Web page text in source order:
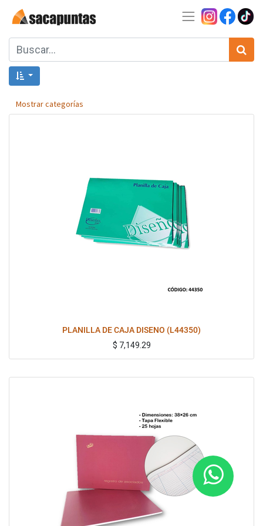
Mostrar categorías
PLANILLA DE CAJA DISENO (L44350)
$ 7,149.29